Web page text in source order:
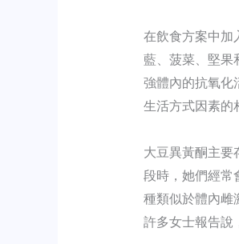
在飲食方案中加
藍、菠菜、堅果
強體內的抗氧化
生活方式因素的
大豆異黃酮主
段時，她們經
種類似於體內
許多女士報告說